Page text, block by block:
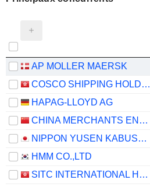
AP MOLLER MAERSK
COSCO SHIPPING HOLDINGS CO., LTD.
HAPAG-LLOYD AG
CHINA MERCHANTS ENERGY SHIPPING CO., LTD.
NIPPON YUSEN KABUSHIKI KAISHA
HMM CO.,LTD
SITC INTERNATIONAL HOLDINGS COMPANY LIMITED